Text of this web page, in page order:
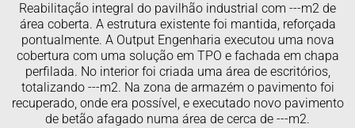
Reabilitação integral do pavilhão industrial com ---m2 de
área coberta. A estrutura existente foi mantida, reforçada
pontualmente. A Output Engenharia executou uma nova
cobertura com uma solução em TPO e fachada em chapa
perfilada. No interior foi criada uma área de escritórios,
totalizando ---m2. Na zona de armazém o pavimento foi
recuperado, onde era possível, e executado novo pavimento
de betão afagado numa área de cerca de ---m2.